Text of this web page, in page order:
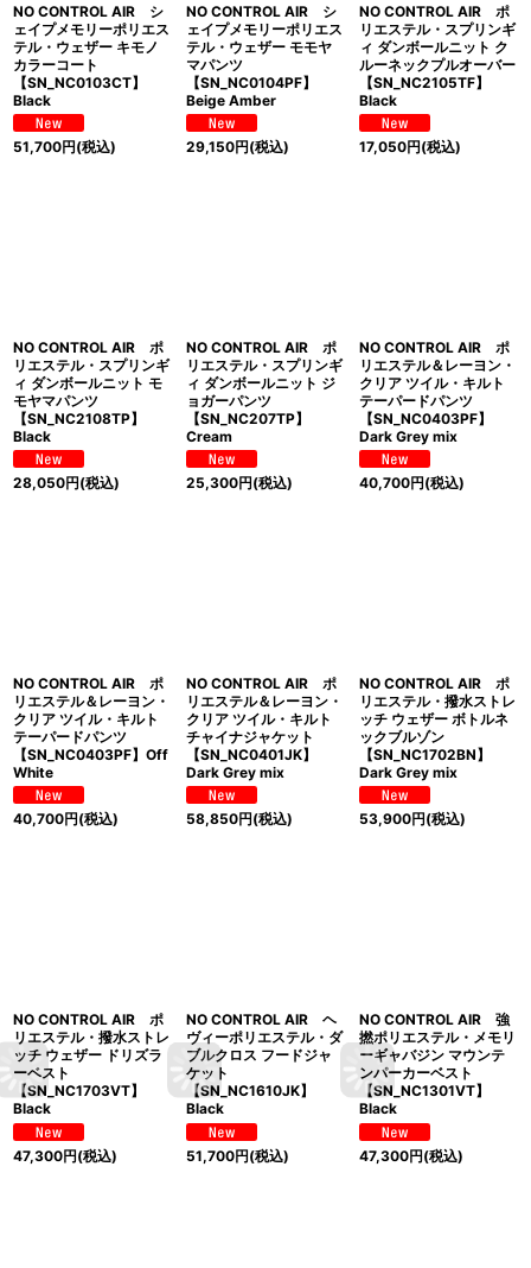
NO CONTROL AIR シ
ェイプメモリーポリエス
テル・ウェザー キモノ
カラーコート
【SN_NC0103CT】
Black
51,700円(税込)
NO CONTROL AIR シ
ェイプメモリーポリエス
テル・ウェザー モモヤ
マパンツ
【SN_NC0104PF】
Beige Amber
29,150円(税込)
NO CONTROL AIR ポ
リエステル・スプリンギ
ィ ダンボールニット ク
ルーネックプルオーバー
【SN_NC2105TF】
Black
17,050円(税込)
NO CONTROL AIR ポ
リエステル・スプリンギ
ィ ダンボールニット モ
モヤマパンツ
【SN_NC2108TP】
Black
28,050円(税込)
NO CONTROL AIR ポ
リエステル・スプリンギ
ィ ダンボールニット ジ
ョガーパンツ
【SN_NC207TP】
Cream
25,300円(税込)
NO CONTROL AIR ポ
リエステル＆レーヨン・
クリア ツイル・キルト
テーパードパンツ
【SN_NC0403PF】
Dark Grey mix
40,700円(税込)
NO CONTROL AIR ポ
リエステル＆レーヨン・
クリア ツイル・キルト
テーパードパンツ
【SN_NC0403PF】Off
White
40,700円(税込)
NO CONTROL AIR ポ
リエステル＆レーヨン・
クリア ツイル・キルト
チャイナジャケット
【SN_NC0401JK】
Dark Grey mix
58,850円(税込)
NO CONTROL AIR ポ
リエステル・撥水ストレ
ッチ ウェザー ボトルネ
ックブルゾン
【SN_NC1702BN】
Dark Grey mix
53,900円(税込)
NO CONTROL AIR ポ
リエステル・撥水ストレ
ッチ ウェザー ドリズラ
ーベスト
【SN_NC1703VT】
Black
47,300円(税込)
NO CONTROL AIR ヘ
ヴィーポリエステル・ダ
ブルクロス フードジャ
ケット
【SN_NC1610JK】
Black
51,700円(税込)
NO CONTROL AIR 強
撚ポリエステル・メモリ
ーギャバジン マウンテ
ンパーカーベスト
【SN_NC1301VT】
Black
47,300円(税込)